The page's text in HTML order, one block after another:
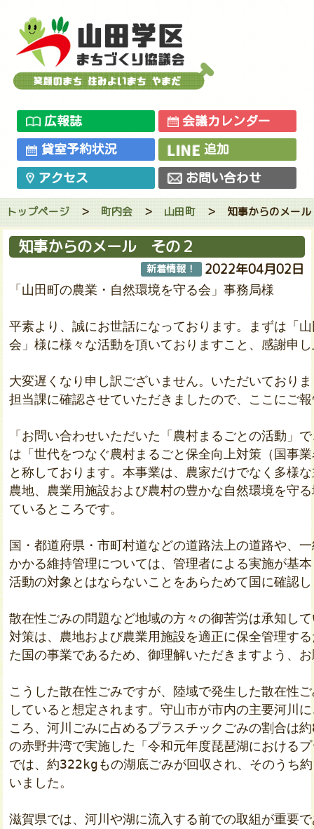
広報誌 会議カレンダー
貸室予約状況 追加
アクセス お問い合わせ
トップページ＞ 町内会＞ 山田町＞ 知事からのメー
知事からのメール その２
2022年04月02日
新着情報！
「山田町の農業・自然環境を守る会」事務局様
平素より、誠にお世話になっております。まずは「
会」様に様々な活動を頂いておりますこと、感謝申
大変遅くなり申し訳ございません。いただいており
担当課に確認させていただきましたので、ここにご
「お問い合わせいただいた「農村まるごとの活動」
は「世代をつなぐ農村まるごと保全向上対策（国事
と称しております。本事業は、農家だけでなく多様
農地、農業用施設および農村の豊かな自然環境を守
ているところです。
国・都道府県・市町村道などの道路法上の道路や、
かかる維持管理については、管理者による実施が基
活動の対象とはならないことをあらためて国に確認
散在性ごみの問題など地域の方々の御苦労は承知し
対策は、農地および農業用施設を適正に保全管理す
た国の事業であるため、御理解いただきますよう、
こうした散在性ごみですが、陸域で発生した散在性
していると想定されます。守山市が市内の主要河川
ころ、河川ごみに占めるプラスチックごみの割合は
の赤野井湾で実施した「令和元年度琵琶湖における
では、約322kgもの湖底ごみが回収され、そのうち
いました。
滋賀県では、河川や湖に流入する前での取組が重要